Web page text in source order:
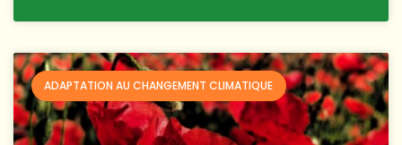
ADAPTATION AU CHANGEMENT CLIMATIQUE